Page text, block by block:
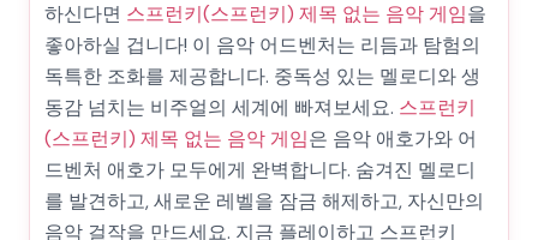
하신다면 스프런키(스프런키) 제목 없는 음악 게임을
좋아하실 겁니다! 이 음악 어드벤처는 리듬과 탐험의
독특한 조화를 제공합니다. 중독성 있는 멜로디와 생
동감 넘치는 비주얼의 세계에 빠져보세요. 스프런키
(스프런키) 제목 없는 음악 게임은 음악 애호가와 어
드벤처 애호가 모두에게 완벽합니다. 숨겨진 멜로디
를 발견하고, 새로운 레벨을 잠금 해제하고, 자신만의
음악 걸작을 만드세요. 지금 플레이하고 스프런키